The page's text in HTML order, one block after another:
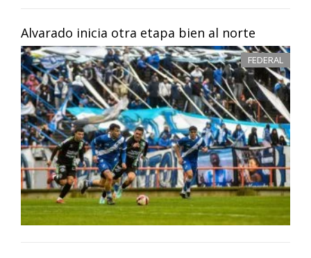
Alvarado inicia otra etapa bien al norte
FEDERAL